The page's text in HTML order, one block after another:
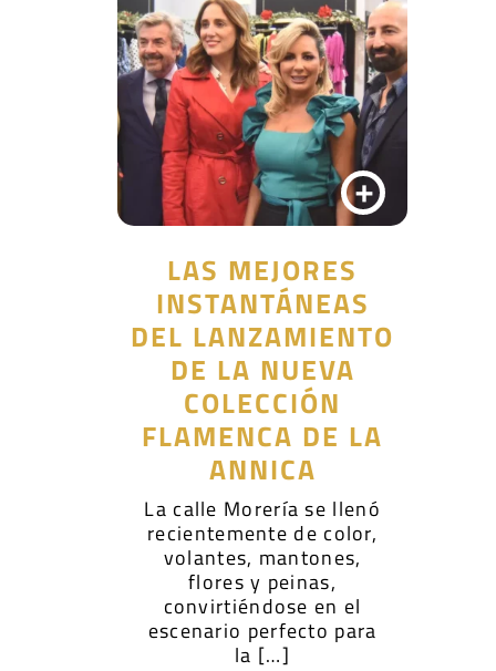
+
LAS MEJORES
INSTANTÁNEAS
DEL LANZAMIENTO
DE LA NUEVA
COLECCIÓN
FLAMENCA DE LA
ANNICA
La calle Morería se llenó
recientemente de color,
volantes, mantones,
flores y peinas,
convirtiéndose en el
escenario perfecto para
la […]